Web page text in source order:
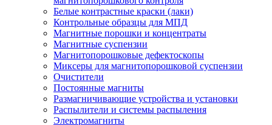
Белые контрастные краски (лаки)
Контрольные образцы для МПД
Магнитные порошки и концентраты
Магнитные суспензии
Магнитопорошковые дефектоскопы
Миксеры для магнитопорошковой суспензии
Очистители
Постоянные магниты
Размагничивающие устройства и установки
Распылители и системы распыления
Электромагниты